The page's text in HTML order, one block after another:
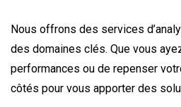
Nous offrons des services
des domaines clés. Que vous
performances ou de repenser
côtés pour vous apporter des